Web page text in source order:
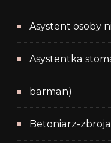
Asystent osoby
Asystentka
barman)
Betoniarz-